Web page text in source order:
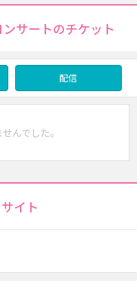
サートのチケット
配信
んでした。
イト